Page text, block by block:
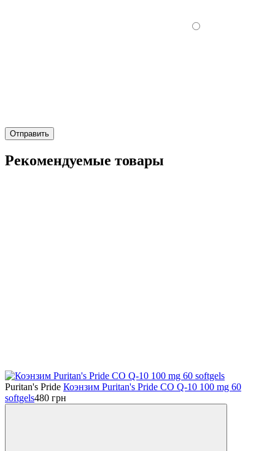
Отправить
Рекомендуемые товары
Puritan's Pride Коэнзим Puritan's Pride CO Q-10 100 mg 60
softgels480 грн